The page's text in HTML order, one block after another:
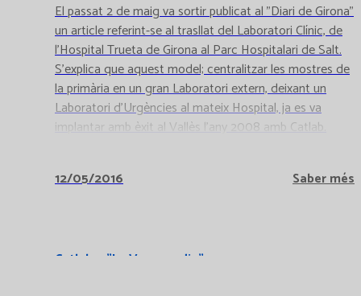
El passat 2 de maig va sortir publicat al "Diari de Girona"
un article referint-se al trasllat del Laboratori Clínic, de
l'Hospital Trueta de Girona al Parc Hospitalari de Salt.
S'explica que aquest model; centralitzar les mostres de
la primària en un gran Laboratori extern, deixant un
Laboratori d'Urgències al mateix Hospital, ja es va
implantar amb èxit al Vallès l'any 2008 amb Catlab.
12/05/2016 Saber més
Catlab a "La Vanguardia"